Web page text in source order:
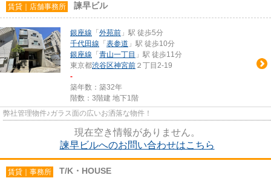
賃貸｜店舗事務所 諫早ビル
銀座線 「 外苑前 」駅 徒歩5分
千代田線 「 表参道 」駅 徒歩10分
銀座線 「 青山一丁目 」駅 徒歩11分
東京都渋谷区神宮前 ２丁目2-19
-
築年数：築32年
階数：3階建 地下1階
弊社管理物件♪ガラス面の広いお洒落な物件！
現在空き情報がありません。
諫早ビルへのお問い合わせはこちら
賃貸｜事務所 T/K・HOUSE